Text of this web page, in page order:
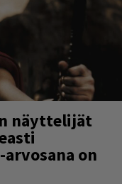
näyttelijät
on